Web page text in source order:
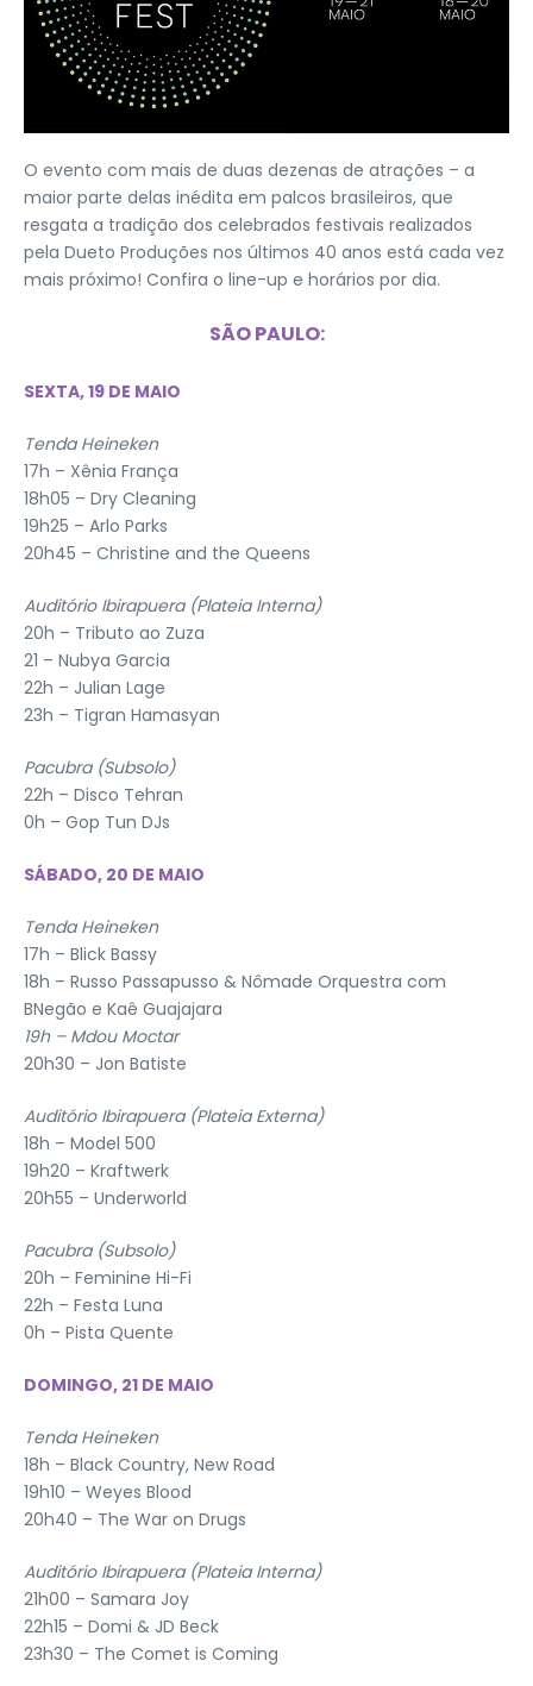
O evento com mais de duas dezenas de atrações – a
maior parte delas inédita em palcos brasileiros, que
resgata a tradição dos celebrados festivais realizados
pela Dueto Produções nos últimos 40 anos está cada vez
mais próximo! Confira o line-up e horários por dia.
SÃO PAULO:
SEXTA, 19 DE MAIO
Tenda Heineken
17h – Xênia França
18h05 – Dry Cleaning
19h25 – Arlo Parks
20h45 – Christine and the Queens
Auditório Ibirapuera (Plateia Interna)
20h – Tributo ao Zuza
21 – Nubya Garcia
22h – Julian Lage
23h – Tigran Hamasyan
Pacubra (Subsolo)
22h – Disco Tehran
0h – Gop Tun DJs
SÁBADO, 20 DE MAIO
Tenda Heineken
17h – Blick Bassy
18h – Russo Passapusso & Nômade Orquestra com
BNegão e Kaê Guajajara
19h – Mdou Moctar
20h30 – Jon Batiste
Auditório Ibirapuera (Plateia Externa)
18h – Model 500
19h20 – Kraftwerk
20h55 – Underworld
Pacubra (Subsolo)
20h – Feminine Hi-Fi
22h – Festa Luna
0h – Pista Quente
DOMINGO, 21 DE MAIO
Tenda Heineken
18h – Black Country, New Road
19h10 – Weyes Blood
20h40 – The War on Drugs
Auditório Ibirapuera (Plateia Interna)
21h00 – Samara Joy
22h15 – Domi & JD Beck
23h30 – The Comet is Coming